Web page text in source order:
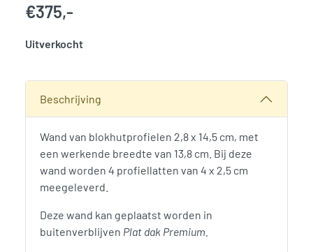
€375,-
Uitverkocht
Beschrijving
Wand van blokhutprofielen 2,8 x 14,5 cm, met
een werkende breedte van 13,8 cm. Bij deze
wand worden 4 profiellatten van 4 x 2,5 cm
meegeleverd.
Deze wand kan geplaatst worden in
buitenverblijven Plat dak Premium.